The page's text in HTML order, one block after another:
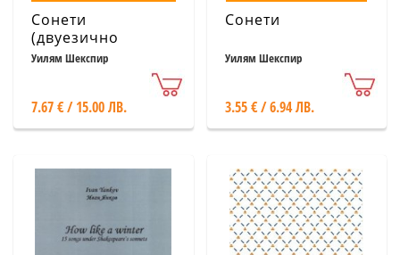
Сонети
(двуезично
издание)
Уилям Шекспир
7.67 € / 15.00 ЛВ.
Сонети
Уилям Шекспир
3.55 € / 6.94 ЛВ.